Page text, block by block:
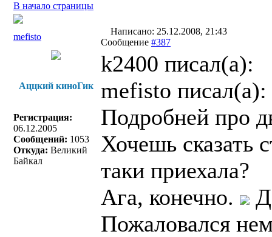
В начало страницы
mefisto
Написано: 25.12.2008, 21:43
Сообщение #387
Аццкий киноГик
Регистрация:
06.12.2005
Сообщений: 1053
Откуда: Великий
Байкал
k2400 писал(a):
mefisto писал(a):
Подробней про
Хочешь сказать
таки приехала?
Ага, конечно.
Пожаловался